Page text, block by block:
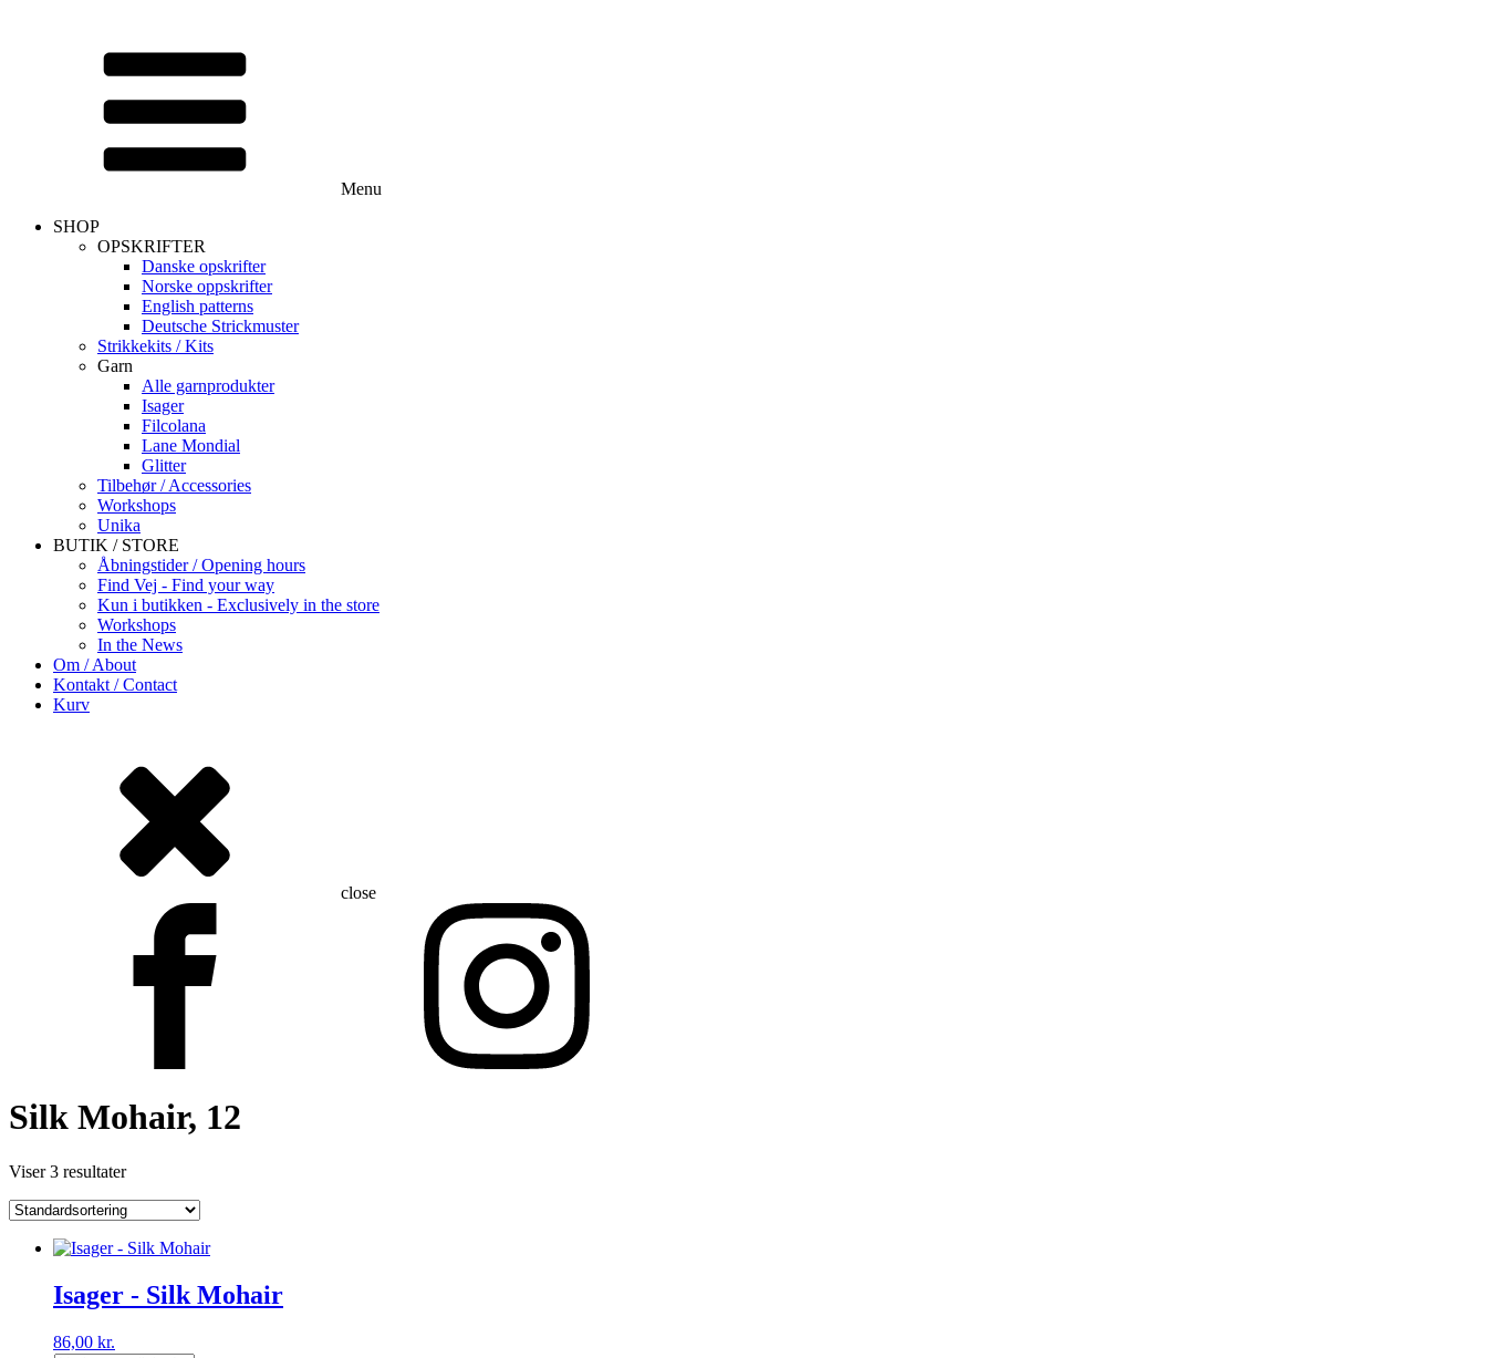
Menu
SHOP
OPSKRIFTER
Danske opskrifter
Norske oppskrifter
English patterns
Deutsche Strickmuster
Strikkekits / Kits
Garn
Alle garnprodukter
Isager
Filcolana
Lane Mondial
Glitter
Tilbehør / Accessories
Workshops
Unika
BUTIK / STORE
Åbningstider / Opening hours
Find Vej - Find your way
Kun i butikken - Exclusively in the store
Workshops
In the News
Om / About
Kontakt / Contact
Kurv
close
Silk Mohair, 12
Viser 3 resultater
Isager - Silk Mohair
86,00 kr.